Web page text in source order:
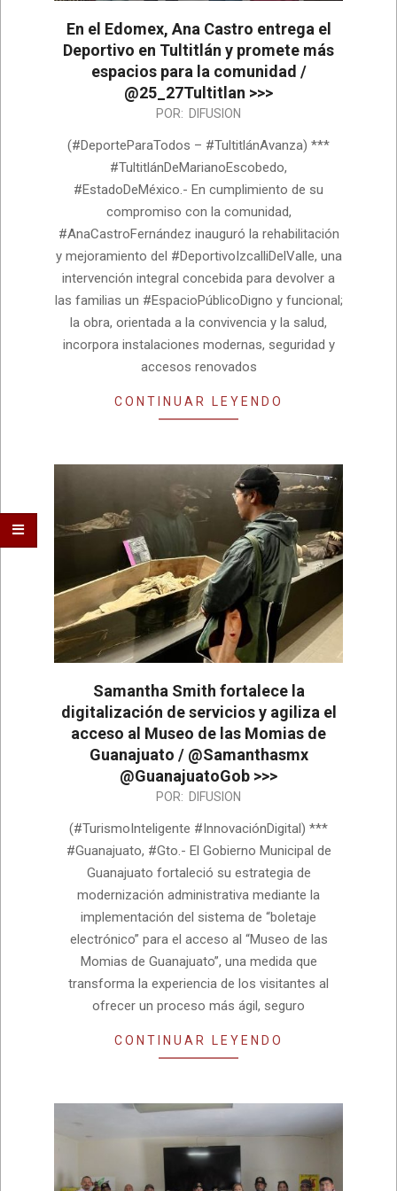
En el Edomex, Ana Castro entrega el
Deportivo en Tultitlán y promete más
espacios para la comunidad /
@25_27Tultitlan >>>
07-
POR: DIFUSION
(#DeporteParaTodos – #TultitlánAvanza) ***
#TultitlánDeMarianoEscobedo,
#EstadoDeMéxico.- En cumplimiento de su
compromiso con la comunidad,
#AnaCastroFernández inauguró la rehabilitación
y mejoramiento del #DeportivoIzcalliDelValle, una
intervención integral concebida para devolver a
las familias un #EspacioPúblicoDigno y funcional;
la obra, orientada a la convivencia y la salud,
incorpora instalaciones modernas, seguridad y
accesos renovados
CONTINUAR LEYENDO
Samantha Smith fortalece la
digitalización de servicios y agiliza el
acceso al Museo de las Momias de
Guanajuato / @Samanthasmx
@GuanajuatoGob >>>
06-
POR: DIFUSION
(#TurismoInteligente #InnovaciónDigital) ***
#Guanajuato, #Gto.- El Gobierno Municipal de
Guanajuato fortaleció su estrategia de
modernización administrativa mediante la
implementación del sistema de “boletaje
electrónico” para el acceso al “Museo de las
Momias de Guanajuato”, una medida que
transforma la experiencia de los visitantes al
ofrecer un proceso más ágil, seguro
CONTINUAR LEYENDO